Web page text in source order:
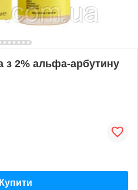
з 2% альфа-арбутину
Купити